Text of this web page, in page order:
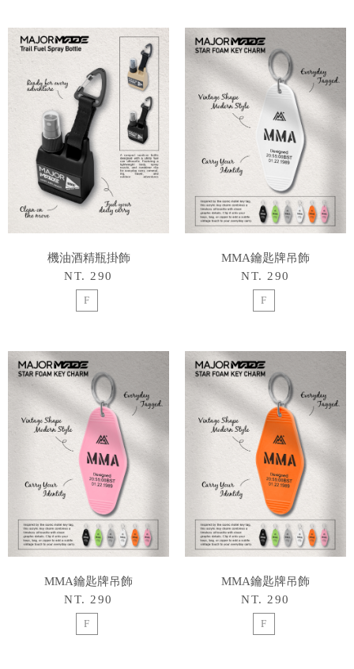
機油酒精瓶掛飾
NT. 290
F
MMA鑰匙牌吊飾
NT. 290
F
MMA鑰匙牌吊飾
NT. 290
F
MMA鑰匙牌吊飾
NT. 290
F